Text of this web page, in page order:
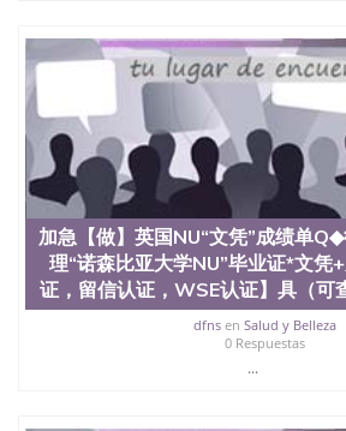
德国留学回国证明QQ微信551190476
证明QQ微信551190476国外硕士文凭
551190476 网上买文凭可靠吗QQ微
外文凭质量QQ微信551190476国外
理QQ微信551190476国外大学文凭真
551190476办国外文凭可找工作QQ微
外大学有毕业证QQ微信551190476办
格QQ微信551190476国外编号查询
办理国外文凭要交定金吗QQ微信
查文凭QQ微信551190476网上购买
微信551190476学士学位证书查询机
551190476 国外资格证书办理QQ微
办理学历认证QQ微信551190476海
QQ微信551190476 圣何塞州立大学
University, 又译为“圣荷西州立大学”
年，简称SJSU，是加州历史悠久的
加急【做】英国NU“文凭”成绩单
理“诺森比亚大学NU”毕业证*文凭
证，留信认证，WSE认证】具（可
dfnsen Salud y Belleza
0 Respuestas
...